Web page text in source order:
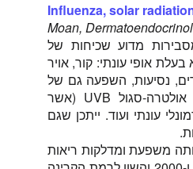
Influenza, solar
Moan, Dermatoendocrinol
מדוע שכיחות של
אופי עונתי: קור, אויר
נסיעות, השפעה גם של
קרינת שמש בספקטרום אולטרה-סגול UVB (אשר
עונתי ועוד. ייתכן שגם
משפעת ומדלקות ריאות